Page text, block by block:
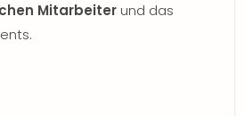
Mitarbeiterund das